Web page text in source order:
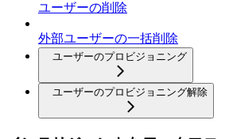
ユーザーの削除
外部ユーザーの一括削除
ユーザーのプロビジョニング
ユーザーのプロビジョニング解除